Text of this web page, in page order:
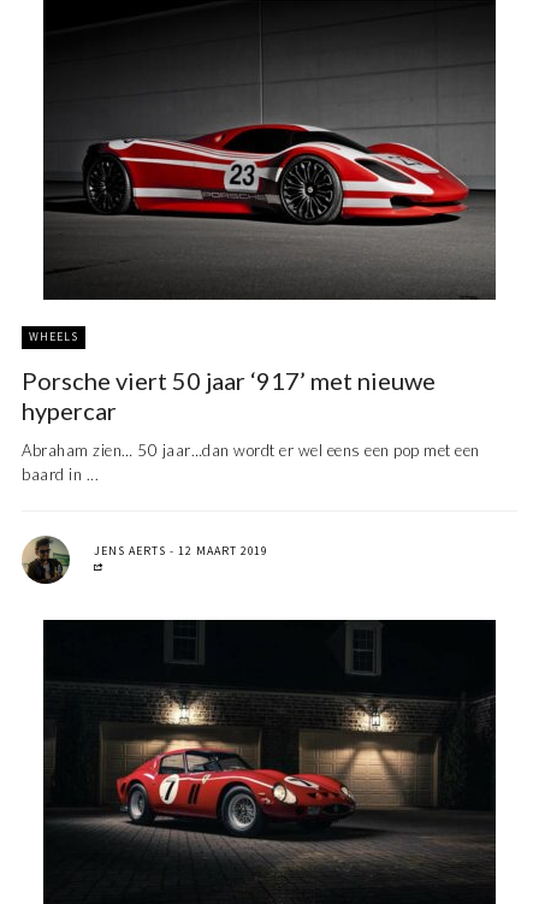
WHEELS
Porsche viert 50 jaar ‘917’ met nieuwe
hypercar
Abraham zien… 50 jaar…dan wordt er wel eens een pop met een
baard in ...
JENS AERTS 12 MAART 2019